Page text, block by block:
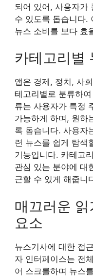
되어 있어, 사용자가
수 있도록 돕습니다.
뉴스 소비를 보다 효
카테고리별
앱은 경제, 정치, 사
테고리별로 분류하
류는 사용자가 특정
가능하게 하며, 원하
록 돕습니다. 사용자
련 뉴스를 쉽게 탐색
기능입니다. 카테고
관심 있는 분야에 대
근할 수 있게 해줍니
매끄러운
요소
뉴스기사에 대한 접
자 인터페이스는 전
어 스크롤하며 뉴스